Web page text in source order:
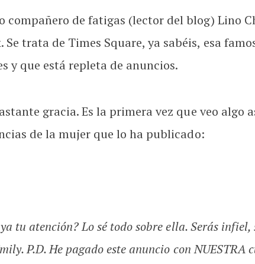
compañero de fatigas (lector del blog) Lino
Se trata de Times Square, ya sabéis, esa
y que está repleta de anuncios.
gracia. Es la primera vez que veo algo
de la mujer que lo ha publicado:
tu atención? Lo sé todo sobre ella. Serás
P.D. He pagado este anuncio con NUESTRA